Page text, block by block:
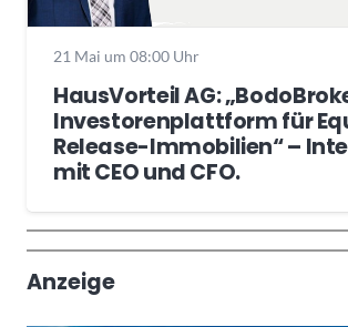
21 Mai um 08:00 Uhr
HausVorteil AG:
Investorenplattform für
Release-Immobilien“ –
mit CEO und CFO.
Wochenrückblick
Trendthemen
Anzeige